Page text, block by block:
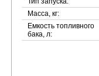
Масса, кг:
Емкость топливного
бака, л: